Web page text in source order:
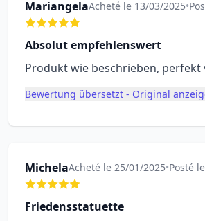
MariangelaAcheté le 13/03/2025•
Absolut empfehlenswert
Produkt wie beschrieben, perfekt
Bewertung übersetzt - Original
MichelaAcheté le 25/01/2025•Posté
Friedensstatuette